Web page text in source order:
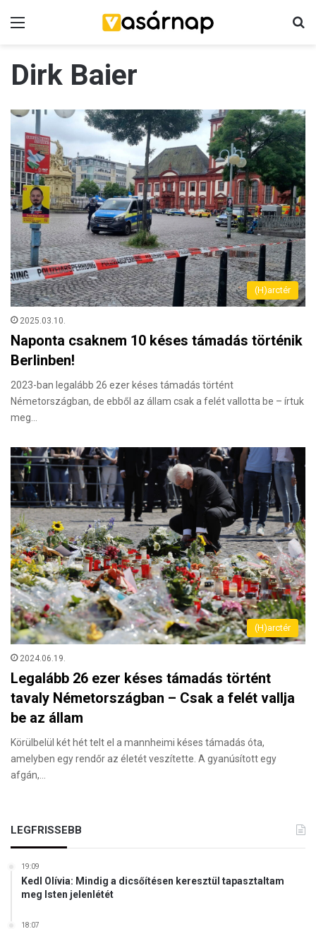
Dirk Baier
(H)arctér
2025.03.10.
Naponta csaknem 10 késes támadás történik
Berlinben!
2023-ban legalább 26 ezer késes támadás történt
Németországban, de ebből az állam csak a felét vallotta be – írtuk
meg…
(H)arctér
2024.06.19.
Legalább 26 ezer késes támadás történt
tavaly Németországban – Csak a felét vallja
be az állam
Körülbelül két hét telt el a mannheimi késes támadás óta,
amelyben egy rendőr az életét veszítette. A gyanúsított egy
afgán,…
LEGFRISSEBB
19:09
Kedl Olívia: Mindig a dicsőítésen keresztül tapasztaltam
meg Isten jelenlétét
18:07